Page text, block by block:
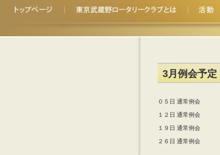
3月例会予定
０５日 通常例会
１２日 通常例会
１９日 通常例会
２６日 通常例会